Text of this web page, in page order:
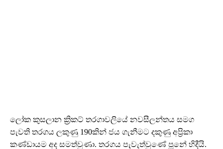
ලෝක කුසලාන ක්‍රිකට් තරගාවලියේ නවසීලන්තය සමග
පැවති තරගය ලකුණු 190කින් ජය ගැනීමට දකුණු අප්‍රිකා
කණ්ඩායම අද සමත්වුණා. තරගය පැවැත්වුණේ පූනේ හිදීයි.